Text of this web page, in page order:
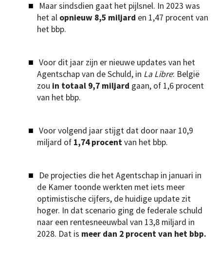
Maar sindsdien gaat het pijlsnel. In 2023 was
het al opnieuw 8,5 miljard en 1,47 procent van
het bbp.
Voor dit jaar zijn er nieuwe updates van het
Agentschap van de Schuld, in La Libre: België
zou in totaal 9,7 miljard gaan, of 1,6 procent
van het bbp.
Voor volgend jaar stijgt dat door naar 10,9
miljard of 1,74 procentvan het bbp.
De projecties die het Agentschap in januari in
de Kamer toonde werkten met iets meer
optimistische cijfers, de huidige update zit
hoger. In dat scenario ging de federale schuld
naar een rentesneeuwbal van 13,8 miljard in
2028. Dat is meer dan 2 procent van het bbp.